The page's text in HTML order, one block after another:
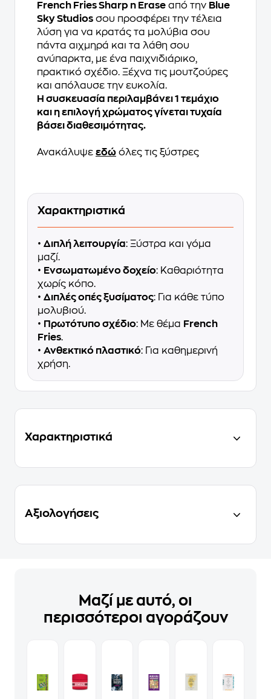
French Fries Sharp n Erase από την Blue
Sky Studios σου προσφέρει την τέλεια
λύση για να κρατάς τα μολύβια σου
πάντα αιχμηρά και τα λάθη σου
ανύπαρκτα, με ένα παιχνιδιάρικο,
πρακτικό σχέδιο. Ξέχνα τις μουτζούρες
και απόλαυσε την ευκολία.
Η συσκευασία περιλαμβάνει 1 τεμάχιο
και η επιλογή χρώματος γίνεται τυχαία
βάσει διαθεσιμότητας.
Ανακάλυψε εδώ όλες τις ξύστρες
Χαρακτηριστικά
• Διπλή λειτουργία: Ξύστρα και γόμα
μαζί.
• Ενσωματωμένο δοχείο: Καθαριότητα
χωρίς κόπο.
• Διπλές οπές ξυσίματος: Για κάθε τύπο
μολυβιού.
• Πρωτότυπο σχέδιο: Με θέμα French
Fries.
• Ανθεκτικό πλαστικό: Για καθημερινή
χρήση.
Χαρακτηριστικά
Αξιολογήσεις
Μαζί με αυτό, οι
περισσότεροι αγοράζουν